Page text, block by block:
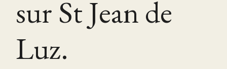
sur St Jean de
Luz.